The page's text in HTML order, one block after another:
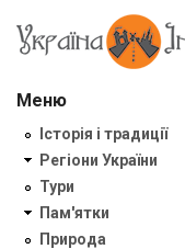
Меню
Історія і традиції
Регіони України
Тури
Пам'ятки
Природа